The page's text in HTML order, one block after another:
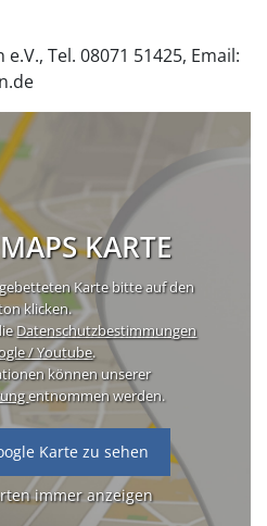
Tel. 08071 51425, Email:
KARTE
Karte bitte auf den
klicken.
Datenschutzbestimmungen
/ Youtube.
können unserer
entnommen werden.
Karte zu sehen
immer anzeigen